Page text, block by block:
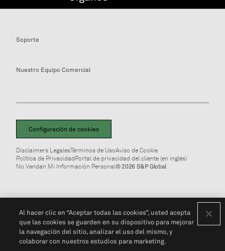
Soporte
Nuestro Equipo Comercial
Configuración de cookies
Disclaimers LegalesTérminos de UsoAviso de Cookie
Política de PrivacidadPortal de privacidad del cliente (en inglés)
No Vendan Mi Información Personal© 2026 S&P Global
Al hacer clic en “Aceptar todas las cookies”, usted acepta
que las cookies se guarden en su dispositivo para mejorar
la navegación del sitio, analizar el uso del mismo, y
colaborar con nuestros estudios para marketing.